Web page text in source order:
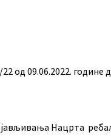
од 09.06.2022. године
Нацрта